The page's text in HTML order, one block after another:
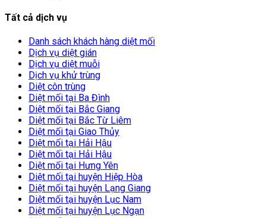
Tất cả dịch vụ
Danh sách khách hàng diệt mối
Dịch vụ diệt gián
Dịch vụ diệt muỗi
Dịch vụ khử trùng
Diệt côn trùng
Diệt mối tại Ba Đình
Diệt mối tại Bắc Giang
Diệt mối tại Bắc Từ Liêm
Diệt mối tại Giao Thủy
Diệt mối tại Hải Hậu
Diệt mối tại Hải Hậu
Diệt mối tại Hưng Yên
Diệt mối tại huyện Hiệp Hòa
Diệt mối tại huyện Lạng Giang
Diệt mối tại huyện Lục Nam
Diệt mối tại huyện Lục Ngạn